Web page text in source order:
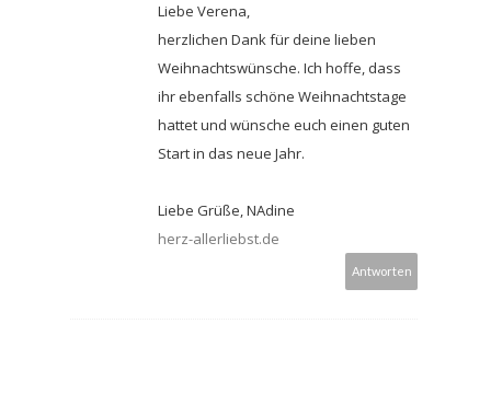
Liebe Verena,
herzlichen Dank für deine lieben
Weihnachtswünsche. Ich hoffe, dass
ihr ebenfalls schöne Weihnachtstage
hattet und wünsche euch einen guten
Start in das neue Jahr.
Liebe Grüße, NAdine
herz-allerliebst.de
Antworten